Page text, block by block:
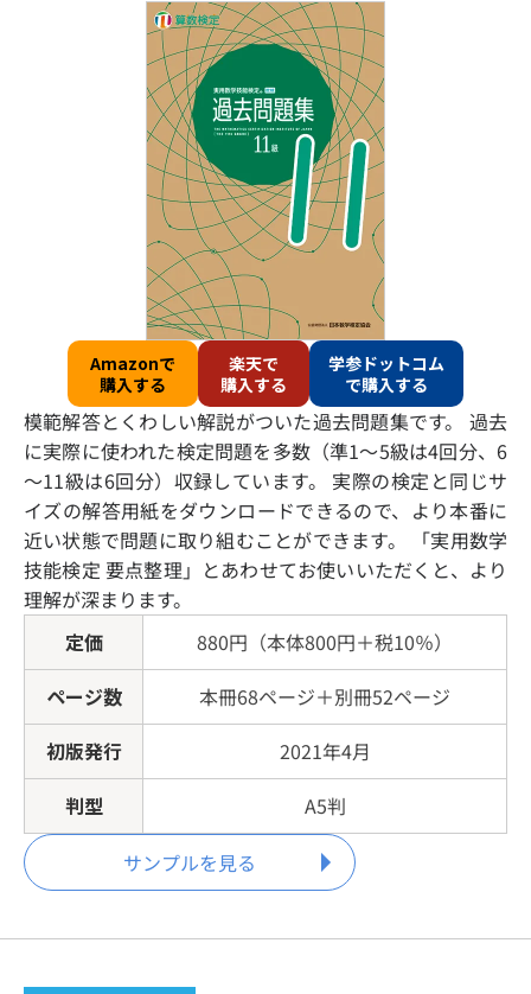
Amazonで
購入する
楽天で
購入する
学参ドットコム
で購入する
模範解答とくわしい解説がついた過去問題集です。 過去
に実際に使われた検定問題を多数（準1～5級は4回分、6
～11級は6回分）収録しています。 実際の検定と同じサ
イズの解答用紙をダウンロードできるので、より本番に
近い状態で問題に取り組むことができます。 「実用数学
技能検定 要点整理」とあわせてお使いいただくと、より
理解が深まります。
定価
880円（本体800円＋税10％）
ページ数
本冊68ページ＋別冊52ページ
初版発行
2021年4月
判型
A5判
サンプルを見る